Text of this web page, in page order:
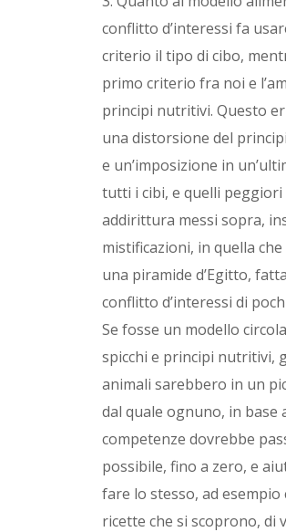
conflitto d’interessi fa
criterio il tipo di cibo,
primo criterio fra noi e
principi nutritivi. Questo
una distorsione del
e un’imposizione in
tutti i cibi, e quelli
addirittura messi sopra,
mistificazioni, in quella che
una piramide d’Egitto,
conflitto d’interessi di
Se fosse un modello
spicchi e principi nutritivi,
animali sarebbero in un
dal quale ognuno, in base
competenze dovrebbe
possibile, fino a zero, e
fare lo stesso, ad
ricette che si scoprono, di